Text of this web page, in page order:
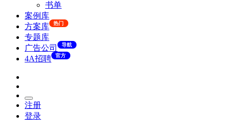
书单
案例库
方案库
热门
专题库
广告公司
导航
4A招聘 官方
注册
登录